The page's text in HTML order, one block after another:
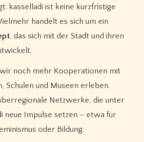
kasselladi ist keine kurzfristige
handelt es sich um ein
, das sich mit der Stadt und ihren
noch mehr Kooperationen mit
Schulen und Museen erleben.
Netzwerke, die unter
neue Impulse setzen – etwa für
oder Bildung.